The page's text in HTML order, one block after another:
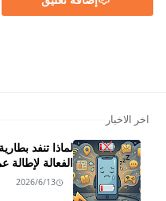
اخر الاخبار
لماذا تنفد
الفعالة لإطالة
2026/6/13